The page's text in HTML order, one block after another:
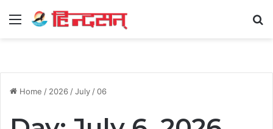
Menu
Home / 2026 /July /06